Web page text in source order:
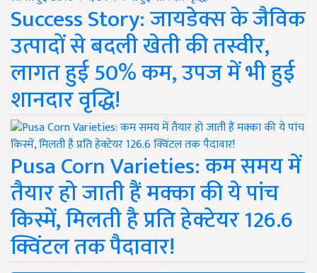
Success Story: जायडेक्स के जैविक
उत्पादों से बदली खेती की तस्वीर,
लागत हुई 50% कम, उपज में भी हुई
शानदार वृद्धि!
Pusa Corn Varieties: कम समय में
तैयार हो जाती हैं मक्का की ये पांच
किस्में, मिलती है प्रति हेक्टेयर 126.6
क्विंटल तक पैदावार!